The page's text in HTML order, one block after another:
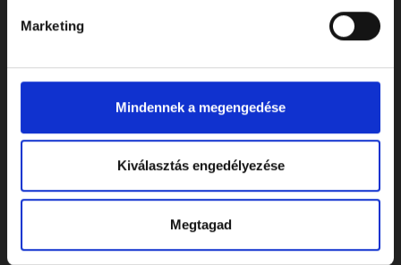
Marketing
Mindennek a megengedése
Kiválasztás engedélyezése
Megtagad
WEBSHOP
Virágok és koszorúk
Kellékek
Koporsók